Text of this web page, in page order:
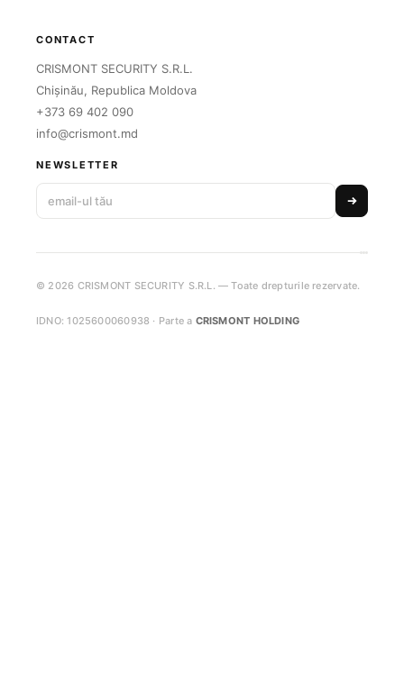
CONTACT
CRISMONT SECURITY S.R.L.
Chișinău, Republica Moldova
+373 69 402 090
info@crismont.md
NEWSLETTER
© 2026 CRISMONT SECURITY S.R.L. — Toate drepturile rezervate.
IDNO: 1025600060938 · Parte a CRISMONT HOLDING